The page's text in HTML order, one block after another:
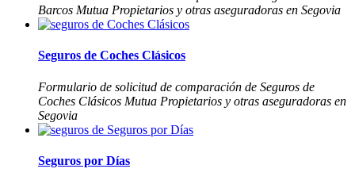
Barcos Mutua Propietarios y otras aseguradoras en Segovia
Seguros de Coches Clásicos
Formulario de solicitud de comparación de Seguros de
Coches Clásicos Mutua Propietarios y otras aseguradoras en
Segovia
Seguros por Días